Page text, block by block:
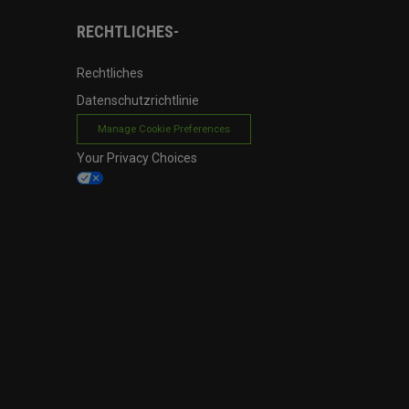
RECHTLICHES-
Rechtliches
Datenschutzrichtlinie
Manage Cookie Preferences
Your Privacy Choices